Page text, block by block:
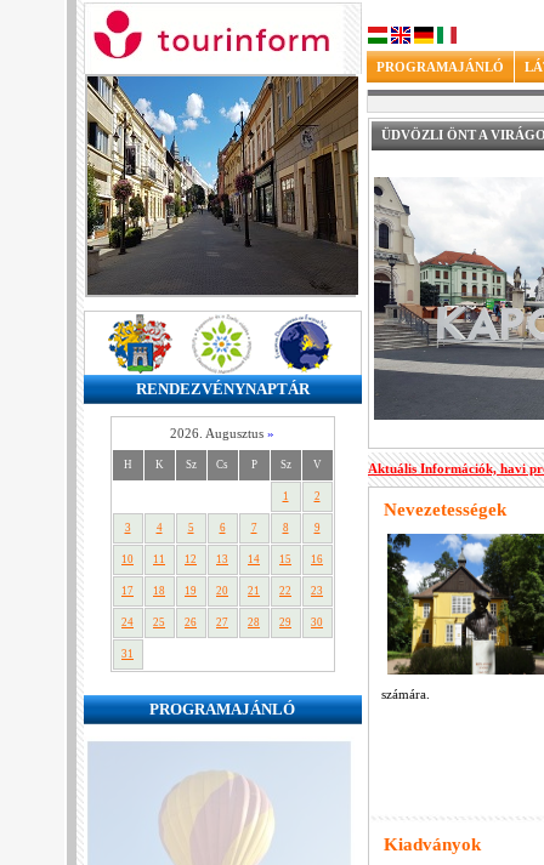
RENDEZVÉNYNAPTÁR
2026. Augusztus »
H K Sz Cs P Sz V
1 2
3 4 5 6 7 8 9
10 11 12 13 14 15 16
17 18 19 20 21 22 23
24 25 26 27 28 29 30
31
PROGRAMAJÁNLÓ
PROGRAMAJÁNLÓ
ÜDVÖZLI ÖNT A
Aktuális Információk, havi
Nevezetességek
számára.
Kiadványok